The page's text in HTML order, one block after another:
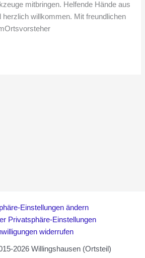
mitbringen. Helfende Hände aus
herzlich willkommen. Mit freundlichen
Einstellungen ändern
Privatsphäre-Einstellungen
widerrufen
2026 Willingshausen (Ortsteil)